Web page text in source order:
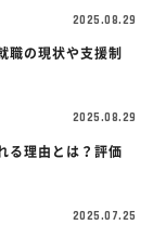
2025.08.29
職の現状や支援制
2025.08.29
る理由とは？評価
2025.07.25